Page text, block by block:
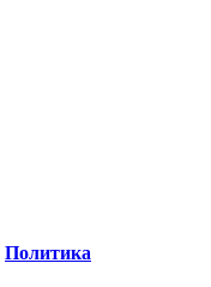
Политика